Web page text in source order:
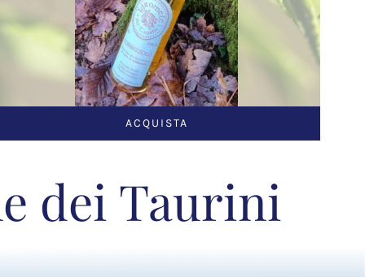
ACQUISTA
dei Taurini